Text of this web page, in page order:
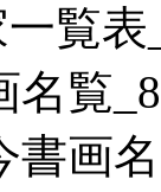
覧表
覧
画